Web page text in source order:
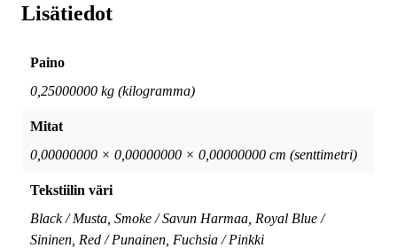
Lisätiedot
Paino
0,25000000 kg (kilogramma)
Mitat
0,00000000 × 0,00000000 × 0,00000000 cm (senttimetri)
Tekstiilin väri
Black / Musta, Smoke / Savun Harmaa, Royal Blue /
Sininen, Red / Punainen, Fuchsia / Pinkki